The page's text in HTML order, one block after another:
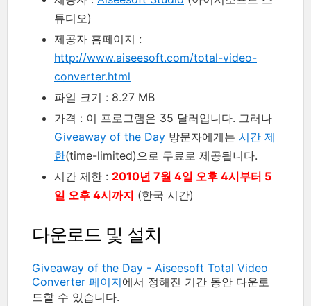
튜디오)
제공자 홈페이지 :
http://www.aiseesoft.com/total-video-
converter.html
파일 크기 : 8.27 MB
가격 : 이 프로그램은 35 달러입니다. 그러나
Giveaway of the Day 방문자에게는 시간 제
한(time-limited)으로 무료로 제공됩니다.
시간 제한 : 2010년 7월 4일 오후 4시부터 5
일 오후 4시까지 (한국 시간)
다운로드 및 설치
Giveaway of the Day - Aiseesoft Total Video
Converter 페이지에서 정해진 기간 동안 다운로
드할 수 있습니다.